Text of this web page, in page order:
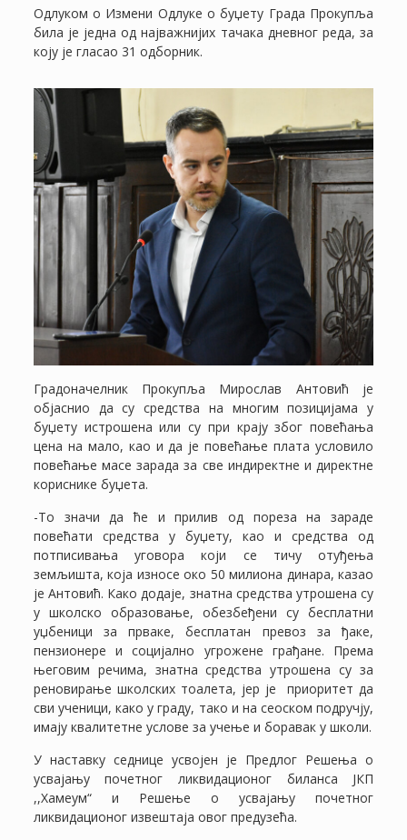
Одлуком о Измени Одлуке о буџету Града Прокупља
била је једна од најважнијих тачака дневног реда, за
коју је гласао 31 одборник.
Градоначелник Прокупља Мирослав Антовић је
објаснио да су средства на многим позицијама у
буџету истрошена или су при крају због повећања
цена на мало, као и да је повећање плата условило
повећање масе зарада за све индиректне и директне
кориснике буџета.
-То значи да ће и прилив од пореза на зараде
повећати средства у буџету, као и средства од
потписивања уговора који се тичу отуђења
земљишта, која износе око 50 милиона динара, казао
је Антовић. Како додаје, знатна средства утрошена су
у школско образовање, обезбеђени су бесплатни
уџбеници за прваке, бесплатан превоз за ђаке,
пензионере и социјално угрожене грађане. Према
његовим речима, знатна средства утрошена су за
реновирање школских тоалета, јер је приоритет да
сви ученици, како у граду, тако и на сеоском подручју,
имају квалитетне услове за учење и боравак у школи.
У наставку седнице усвојен је Предлог Решења о
усвајању почетног ликвидационог биланса ЈКП
,,Хамеум“ и Решење о усвајању почетног
ликвидационог извештаја овог предузећа.